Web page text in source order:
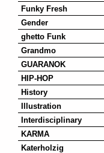
Funky Fresh
Gender
ghetto Funk
Grandmo
GUARANOK
HIP-HOP
History
Illustration
Interdisciplinary
KARMA
Katerholzig